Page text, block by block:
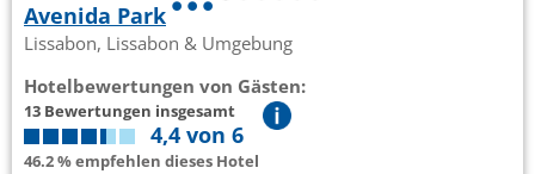
Avenida Park
Lissabon, Lissabon & Umgebung
Hotelbewertungen von Gästen:
13 Bewertungen insgesamt
4,4 von 6
46.2 % empfehlen dieses Hotel